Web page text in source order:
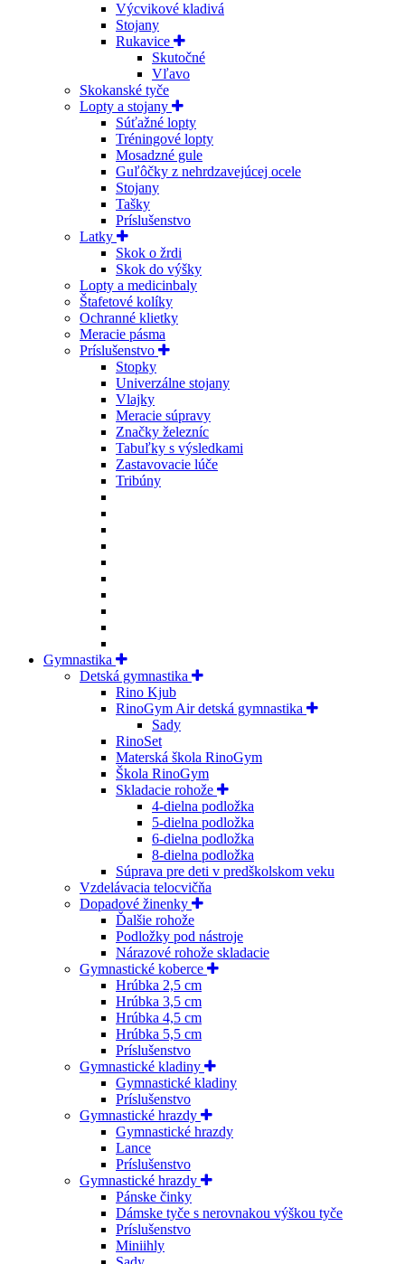
Výcvikové kladivá
Stojany
Rukavice
Skutočné
Vľavo
Skokanské tyče
Lopty a stojany
Súťažné lopty
Tréningové lopty
Mosadzné gule
Guľôčky z nehrdzavejúcej ocele
Stojany
Tašky
Príslušenstvo
Latky
Skok o žrdi
Skok do výšky
Lopty a medicinbaly
Štafetové kolíky
Ochranné klietky
Meracie pásma
Príslušenstvo
Stopky
Univerzálne stojany
Vlajky
Meracie súpravy
Značky železníc
Tabuľky s výsledkami
Zastavovacie lúče
Tribúny
Gymnastika
Detská gymnastika
Rino Kjub
RinoGym Air detská gymnastika
Sady
RinoSet
Materská škola RinoGym
Škola RinoGym
Skladacie rohože
4-dielna podložka
5-dielna podložka
6-dielna podložka
8-dielna podložka
Súprava pre deti v predškolskom veku
Vzdelávacia telocvičňa
Dopadové žinenky
Ďalšie rohože
Podložky pod nástroje
Nárazové rohože skladacie
Gymnastické koberce
Hrúbka 2,5 cm
Hrúbka 3,5 cm
Hrúbka 4,5 cm
Hrúbka 5,5 cm
Príslušenstvo
Gymnastické kladiny
Gymnastické kladiny
Príslušenstvo
Gymnastické hrazdy
Gymnastické hrazdy
Lance
Príslušenstvo
Gymnastické hrazdy
Pánske činky
Dámske tyče s nerovnakou výškou tyče
Príslušenstvo
Miniihly